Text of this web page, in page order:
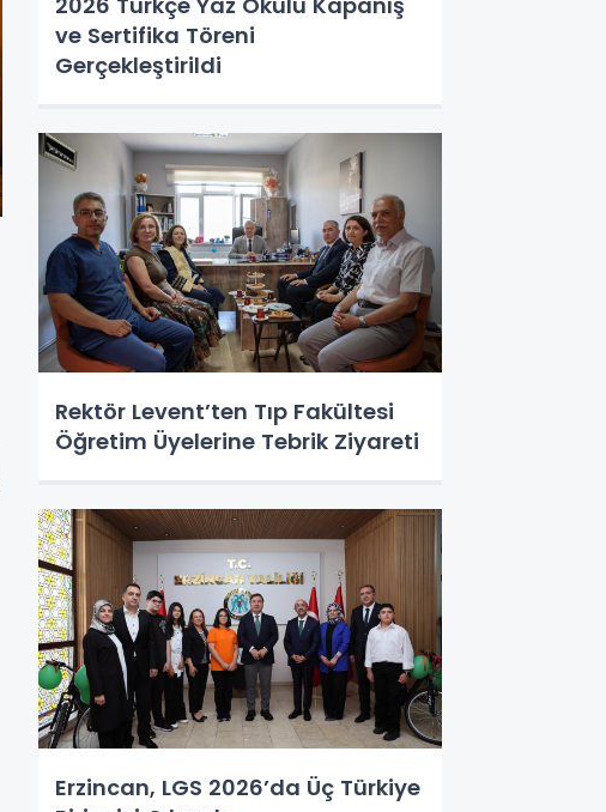
ve Sertifika Töreni
Gerçekleştirildi
Rektör Levent’ten Tıp Fakültesi
Öğretim Üyelerine Tebrik Ziyareti
Erzincan, LGS 2026’da Üç Türkiye